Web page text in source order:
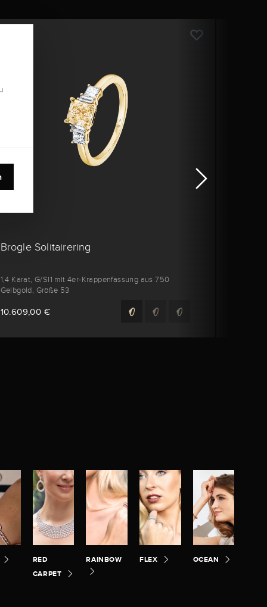
Brogle Solitairering
1,4 Karat, G/SI1 mit 4er-Krappenfassung aus 750
Gelbgold, Größe 53
10.609,00 €
RED
CARPET
RAINBOW FLEX OCEAN